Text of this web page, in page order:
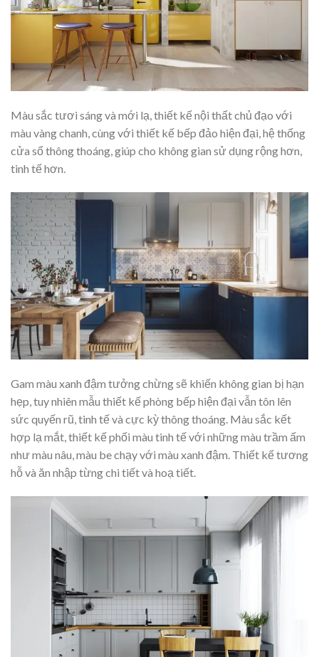
Màu sắc tươi sáng và mới lạ, thiết kế nội thất chủ đạo với
màu vàng chanh, cùng với thiết kế bếp đảo hiện đại, hệ thống
cửa sổ thông thoáng, giúp cho không gian sử dụng rộng hơn,
tinh tế hơn.
Gam màu xanh đậm tưởng chừng sẽ khiến không gian bị hạn
hẹp, tuy nhiên mẫu thiết kế phòng bếp hiện đại vẫn tôn lên
sức quyến rũ, tinh tế và cực kỳ thông thoáng. Màu sắc kết
hợp lạ mắt, thiết kế phối màu tinh tế với những màu trầm ấm
như màu nâu, màu be chạy với màu xanh đậm. Thiết kế tương
hỗ và ăn nhập từng chi tiết và hoạ tiết.